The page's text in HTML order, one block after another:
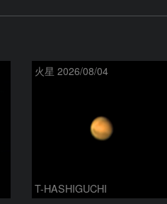
火星 2026/08/04
T-HASHIGUCHI